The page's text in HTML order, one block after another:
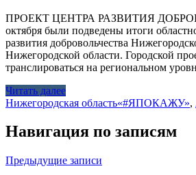
ПРОЕКТ ЦЕНТРА РАЗВИТИЯ
октября были подведены итоги
развития добровольчества
Нижегородской области. Городской
транслироваться на региональном
Читать далее
Нижегородская область«#ЯПОКАЖУ»,
Навигация по записям
Предыдущие записи